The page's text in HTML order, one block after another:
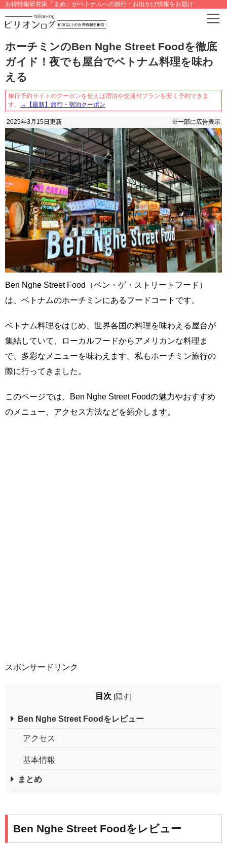
お得情報研究家「まめ」がベトナムへの旅行・お出かけ情報をお届け
ホーチミンのBen Nghe Street Foodを徹底
ガイド！夜でも屋台でベトナム料理を味わ
える
旅行予約サイトのクーポンを使えば宿泊や交通付プランを安く予約できま
す。
→【最新】旅行・宿泊クーポン
2025年3月15日 更新 ※一部に広告表示
Ben Nghe Street Food（ベン・ゲ・ストリートフード）
は、ベトナムのホーチミンにあるフードコートです。
ベトナム料理をはじめ、世界各国の料理を味わえる屋台が
集結していて、ローカルフードからアメリカンな料理ま
で、多彩なメニューを味わえます。私もホーチミン旅行の
際に行ってきました。
このページでは、Ben Nghe Street Foodの魅力やおすすめ
のメニュー、アクセス方法などを紹介します。
スポンサードリンク
目次 [隠す]
Ben Nghe Street Foodをレビュー
アクセス
基本情報
まとめ
Ben Nghe Street Foodをレビュー